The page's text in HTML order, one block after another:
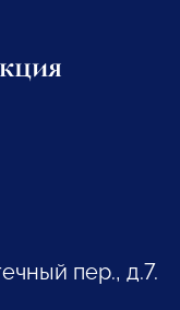
пер., д.7.